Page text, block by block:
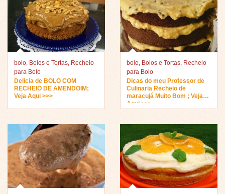
bolo, Bolos e Tortas, Recheio
para Bolo
Delicia de BOLO COM
RECHEIO DE AMENDOIM;
Veja Aqui >>>
bolo, Bolos e Tortas, Recheio
para Bolo
Dicas do meu Professor de
Culinaria Recheio de
maracujá Muito Bom ; Veja
Aqui >>>